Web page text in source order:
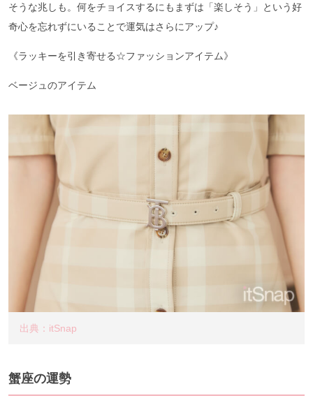
そうな兆しも。何をチョイスするにもまずは「楽しそう」という好
奇心を忘れずにいることで運気はさらにアップ♪
《ラッキーを引き寄せる☆ファッションアイテム》
ベージュのアイテム
出典：itSnap
蟹座の運勢